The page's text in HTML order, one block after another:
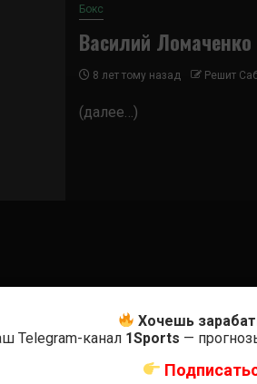
Бокс
Василий
8 лет тому назад Решит
(далее…)
Хочешь
Telegram-канал 1Sports —